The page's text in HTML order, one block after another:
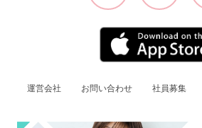
運営会社 お問い合わせ 社員募集